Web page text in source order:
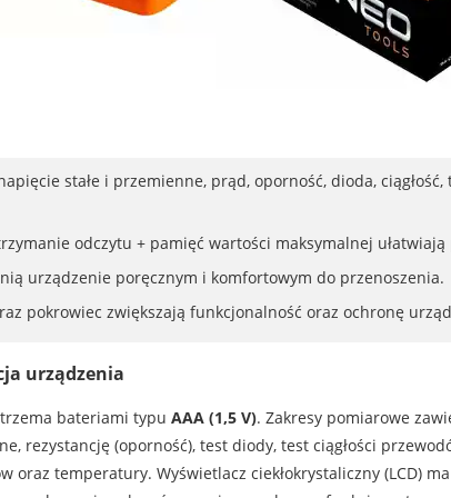
stałe i przemienne, prąd, oporność, dioda,
odczytu + pamięć wartości maksymalnej
urządzenie poręcznym i komfortowym do przenoszenia.
pokrowiec zwiększają funkcjonalność oraz ochronę
urządzenia
bateriami typu AAA (1,5 V). Zakresy pomiarowe
rezystancję (oporność), test diody, test ciągłości
oraz temperatury. Wyświetlacz ciekłokrystaliczny (LCD)